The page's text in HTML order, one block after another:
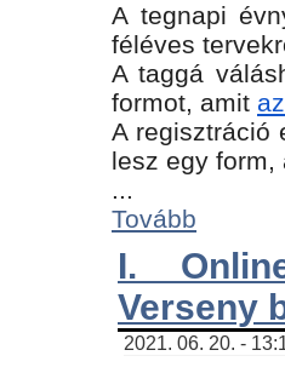
A tegnapi
féléves
A taggá
formot, amit
A regisztráció
lesz egy
...
Tovább
I.
Verseny
2021. 06. 20. -